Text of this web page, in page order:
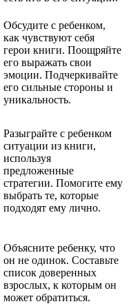
Обсудите с ребенком,
как чувствуют себя
герои книги. Поощряйте
его выражать свои
эмоции. Подчеркивайте
его сильные стороны и
уникальность.
Разыграйте с ребенком
ситуации из книги,
используя
предложенные
стратегии. Помогите ему
выбрать те, которые
подходят ему лично.
Объясните ребенку, что
он не одинок. Составьте
список доверенных
взрослых, к которым он
может обратиться.